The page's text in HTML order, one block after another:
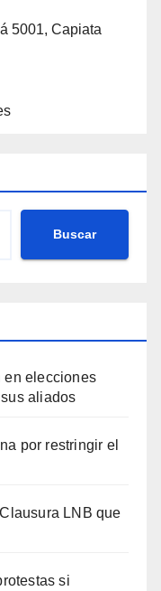
5001, Capiata
Buscar
en elecciones
aliados
por restringir el
LNB que
si